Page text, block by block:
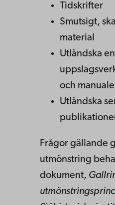
Tidskrifter
Smutsigt,
material
Utländska
och
Utländska
Frågor gällande
utmönstring
dokument,